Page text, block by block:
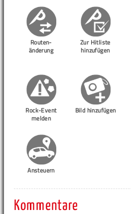
Routen-
änderung
Zur Hitliste
hinzufügen
Rock-Event
melden
Bild hinzufügen
Ansteuern
Kommentare